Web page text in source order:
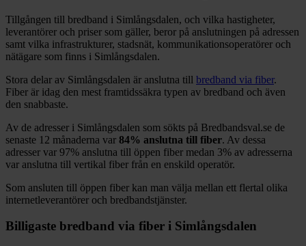
Tillgången till bredband i Simlångsdalen, och vilka hastigheter,
leverantörer och priser som gäller, beror på anslutningen på adressen
samt vilka infrastrukturer, stadsnät, kommunikationsoperatörer och
nätägare som finns i Simlångsdalen.
Stora delar av Simlångsdalen är anslutna till bredband via fiber.
Fiber är idag den mest framtidssäkra typen av bredband och även
den snabbaste.
Av de adresser i Simlångsdalen som sökts på Bredbandsval.se de
senaste 12 månaderna var 84% anslutna till fiber. Av dessa
adresser var 97% anslutna till öppen fiber medan 3% av adresserna
var anslutna till vertikal fiber från en enskild operatör.
Som ansluten till öppen fiber kan man välja mellan ett flertal olika
internetleverantörer och bredbandstjänster.
Billigaste bredband via fiber i Simlångsdalen